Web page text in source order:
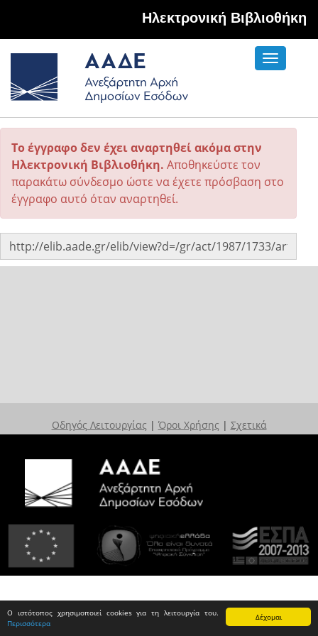
Δέχομαι
Ο ιστότοπος χρησιμοποιεί cookies για τη λειτουργία του.
Περισσότερα
Hλεκτρονική Βιβλιοθήκη
Toggle
Το έγγραφο δεν έχει αναρτηθεί ακόμα στην
Ηλεκτρονική Βιβλιοθήκη. Αποθηκεύστε τον
παρακάτω σύνδεσμο ώστε να έχετε πρόσβαση στο
έγγραφο αυτό όταν αναρτηθεί.
Οδηγός Λειτουργίας | Όροι Χρήσης | Σχετικά